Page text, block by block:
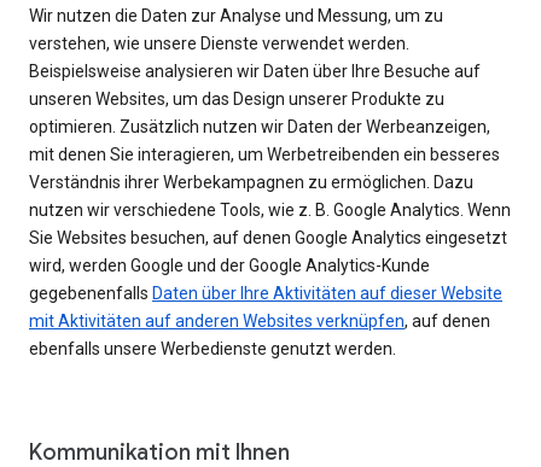
Wir nutzen die Daten zur Analyse und Messung, um zu
verstehen, wie unsere Dienste verwendet werden.
Beispielsweise analysieren wir Daten über Ihre Besuche auf
unseren Websites, um das Design unserer Produkte zu
optimieren. Zusätzlich nutzen wir Daten der Werbeanzeigen,
mit denen Sie interagieren, um Werbetreibenden ein besseres
Verständnis ihrer Werbekampagnen zu ermöglichen. Dazu
nutzen wir verschiedene Tools, wie z. B. Google Analytics. Wenn
Sie Websites besuchen, auf denen Google Analytics eingesetzt
wird, werden Google und der Google Analytics-Kunde
gegebenenfalls Daten über Ihre Aktivitäten auf dieser Website
mit Aktivitäten auf anderen Websites verknüpfen, auf denen
ebenfalls unsere Werbedienste genutzt werden.
Kommunikation mit Ihnen